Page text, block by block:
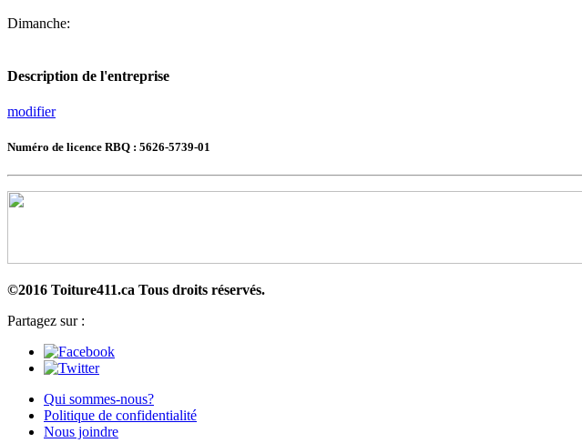
Dimanche:
Description de l'entreprise
modifier
Numéro de licence RBQ : 5626-5739-01
©2016 Toiture411.ca Tous droits réservés.
Partagez sur :
Qui sommes-nous?
Politique de confidentialité
Nous joindre